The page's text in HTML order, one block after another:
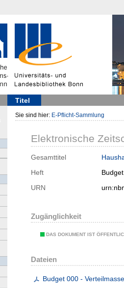
Titel
Sie sind hier: E-Pflicht-Sammlung
Elektronische
Gesamttitel
Heft
URN
Zugänglichkeit
DAS DOKUMENT IST
Dateien
Budget 000 - Verteilmasse